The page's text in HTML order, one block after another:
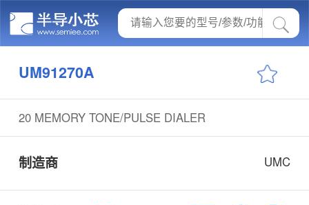
UM91270A
20 MEMORY TONE/PULSE DIALER
制造商 UMC